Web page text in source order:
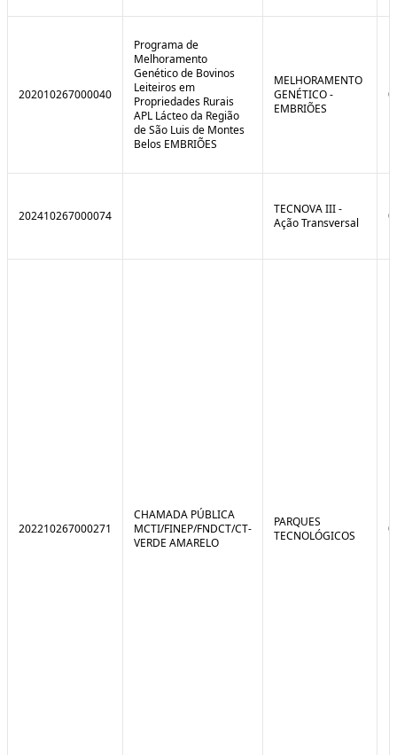
202010267000040
Programa de
Melhoramento
Genético de Bovinos
Leiteiros em
Propriedades Rurais
APL Lácteo da Região
de São Luis de Montes
Belos EMBRIÕES
MELHORAMENTO
GENÉTICO -
EMBRIÕES
202410267000074
TECNOVA III -
Ação Transversal
202210267000271
CHAMADA PÚBLICA
MCTI/FINEP/FNDCT/CT-
VERDE AMARELO
PARQUES
TECNOLÓGICOS